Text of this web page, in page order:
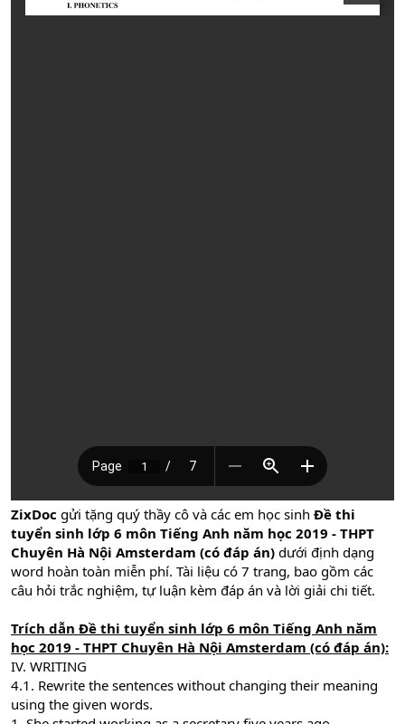
ZixDoc gửi tặng quý thầy cô và các em học sinh Đề thi
tuyển sinh lớp 6 môn Tiếng Anh năm học 2019 - THPT
Chuyên Hà Nội Amsterdam (có đáp án) dưới định dạng
word hoàn toàn miễn phí. Tài liệu có 7 trang, bao gồm các
câu hỏi trắc nghiệm, tự luận kèm đáp án và lời giải chi tiết.
Trích dẫn Đề thi tuyển sinh lớp 6 môn Tiếng Anh năm
học 2019 - THPT Chuyên Hà Nội Amsterdam (có đáp án):
IV. WRITING
4.1. Rewrite the sentences without changing their meaning
using the given words.